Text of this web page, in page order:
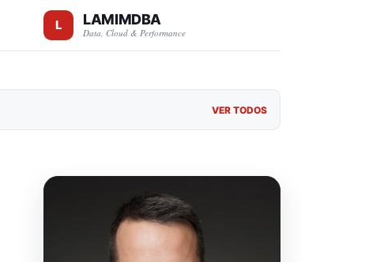
LAMIMDBA
Data, Cloud & Performance
VER TODOS